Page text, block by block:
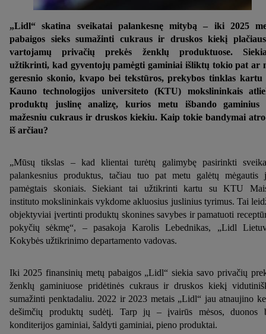
„Lidl“ skatina sveikatai palankesnę mitybą – iki 2025
pabaigos sieks sumažinti cukraus ir druskos kiekį
vartojamų privačių prekės ženklų produktuose.
užtikrinti, kad gyventojų pamėgti gaminiai išliktų tokio pat ar
geresnio skonio, kvapo bei tekstūros, prekybos tinklas kartu
Kauno technologijos universiteto (KTU) mokslininkais
produktų juslinę analizę, kurios metu išbando gaminius
mažesniu cukraus ir druskos kiekiu. Kaip tokie bandymai
iš arčiau?
„Mūsų tikslas – kad klientai turėtų galimybę pasirinkti
palankesnius produktus, tačiau tuo pat metu galėtų mėgautis
pamėgtais skoniais. Siekiant tai užtikrinti kartu su KTU
instituto mokslininkais vykdome akluosius juslinius tyrimus. Tai
objektyviai įvertinti produktų skonines savybes ir pamatuoti
pokyčių sėkmę“, – pasakoja Karolis Lebednikas, „Lidl
Kokybės užtikrinimo departamento vadovas.
Iki 2025 finansinių metų pabaigos „Lidl“ siekia savo privačių
ženklų gaminiuose pridėtinės cukraus ir druskos kiekį
sumažinti penktadaliu. 2022 ir 2023 metais „Lidl“ jau atnaujino
dešimčių produktų sudėtį. Tarp jų – įvairūs mėsos, duonos
konditerijos gaminiai, šaldyti gaminiai, pieno produktai.